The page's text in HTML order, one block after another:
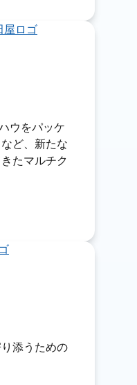
ウをパッケ
ど、新たな
たマルチク
添うための